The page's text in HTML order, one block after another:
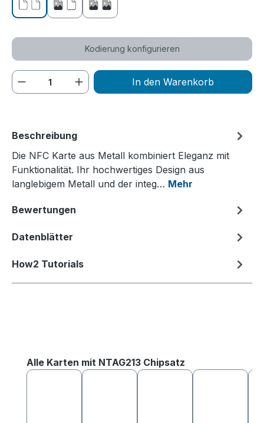
ohne Druckeinseitig bedrucktbeidseitig bedruckt
Kodierung konfigurieren
Produkt Anzahl: Gib den gewünschten
In den Warenkorb
Beschreibung
Die NFC Karte aus Metall kombiniert Eleganz mit
Funktionalität. Ihr hochwertiges Design aus
langlebigem Metall und der integ… Mehr
Bewertungen
Datenblätter
How2 Tutorials
Produktgalerie überspringen
Alle Karten mit NTAG213 Chipsatz